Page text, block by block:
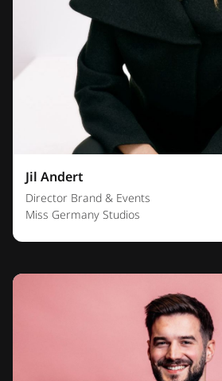
Jil Andert
Director Brand & Events
Miss Germany Studios